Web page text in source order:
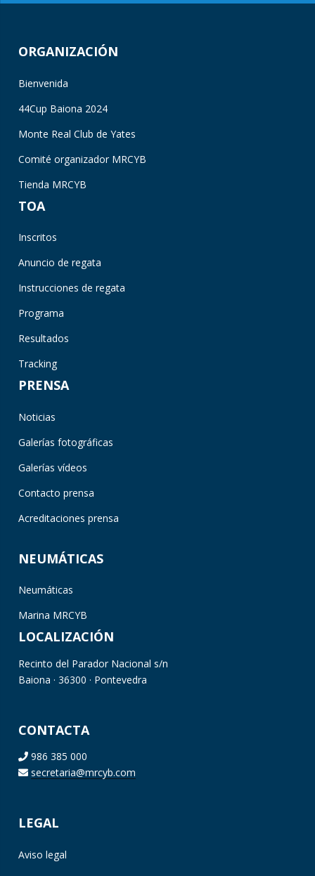
ORGANIZACIÓN
Bienvenida
44Cup Baiona 2024
Monte Real Club de Yates
Comité organizador MRCYB
Tienda MRCYB
TOA
Inscritos
Anuncio de regata
Instrucciones de regata
Programa
Resultados
Tracking
PRENSA
Noticias
Galerías fotográficas
Galerías vídeos
Contacto prensa
Acreditaciones prensa
NEUMÁTICAS
Neumáticas
Marina MRCYB
LOCALIZACIÓN
Recinto del Parador Nacional s/n
Baiona · 36300 · Pontevedra
CONTACTA
986 385 000
secretaria@mrcyb.com
LEGAL
Aviso legal